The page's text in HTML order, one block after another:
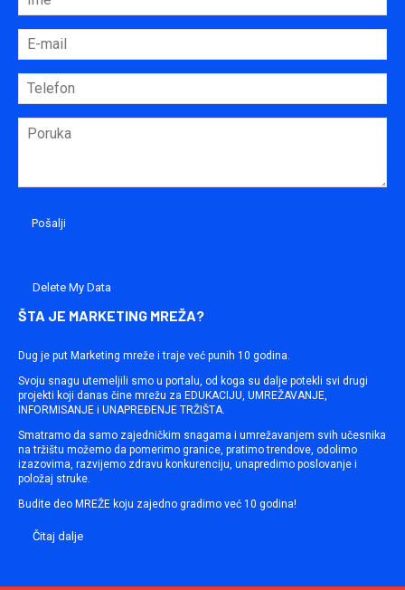
Delete My Data
ŠTA JE MARKETING MREŽA?
Dug je put Marketing mreže i traje već punih 10 godina.
Svoju snagu utemeljili smo u portalu, od koga su dalje potekli svi drugi
projekti koji danas čine mrežu za EDUKACIJU, UMREŽAVANJE,
INFORMISANJE i UNAPREĐENJE TRŽIŠTA.
Smatramo da samo zajedničkim snagama i umrežavanjem svih učesnika
na tržištu možemo da pomerimo granice, pratimo trendove, odolimo
izazovima, razvijemo zdravu konkurenciju, unapredimo poslovanje i
položaj struke.
Budite deo MREŽE koju zajedno gradimo već 10 godina!
Čitaj dalje